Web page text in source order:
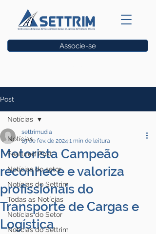
Associe-se
Post
Notícias
Featured Post
Notícias do setor
Notícias do Settrim
Todas as Notícias
Notícias do Setor
Notícias do Settrim
Notícias
Motorista Campeão
reconhece e valoriza
profissionais do
Transporte de Cargas e
Logística
settrimudia
15 de fev. de 2024 1 min de leitura